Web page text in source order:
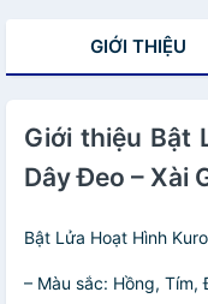
GIỚI THIỆU
Giới thiệu Bật
Dây Đeo – Xài
Bật Lửa Hoạt Hình
– Màu sắc: Hồng, Tím,